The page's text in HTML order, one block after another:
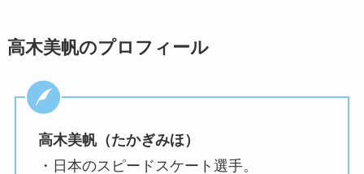
高木美帆のプロフィール
高木美帆（たかぎみほ）
・日本のスピードスケート選手。